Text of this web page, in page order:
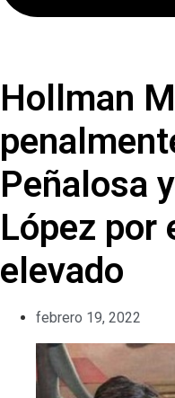
Hollman
Peñalosa
López por
elevado
febrero 19, 2022